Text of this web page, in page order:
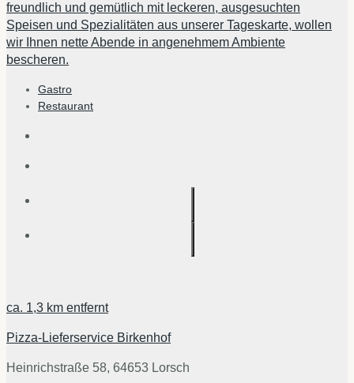
freundlich und gemütlich mit leckeren, ausgesuchten
Speisen und Spezialitäten aus unserer Tageskarte, wollen
wir Ihnen nette Abende in angenehmem Ambiente
bescheren.
Gastro
Restaurant
ca. 1,3 km entfernt
Pizza-Lieferservice Birkenhof
Heinrichstraße 58, 64653 Lorsch